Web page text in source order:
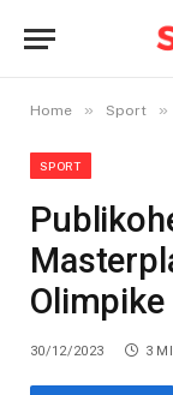
Home » Sport »
SPORT
Olimpike
30/12/2023 3